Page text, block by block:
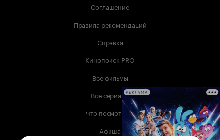
Соглашение
Правила рекомендаций
Справка
Кинопоиск PRO
Все фильмы
Все сериалы
Что посмотреть
Афиша
РЕКЛАМА